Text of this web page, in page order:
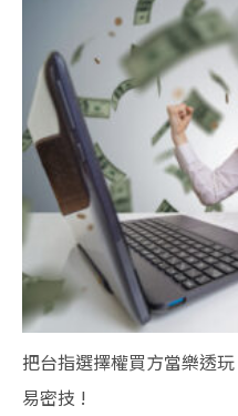
把台指選擇權買方當樂透
易密技 !